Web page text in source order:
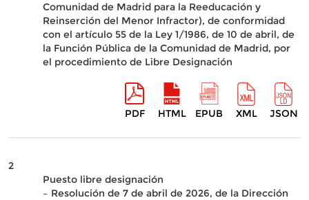
Comunidad de Madrid para la Reeducación y
Reinserción del Menor Infractor), de conformidad
con el artículo 55 de la Ley 1/1986, de 10 de abril, de
la Función Pública de la Comunidad de Madrid, por
el procedimiento de Libre Designación
PDF HTML EPUB XML JSON
2
Puesto libre designación
– Resolución de 7 de abril de 2026, de la Dirección